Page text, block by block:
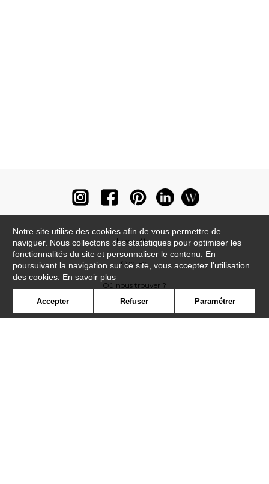
Newsletter
Contact
Où nous trouver ?
Notre site utilise des cookies afin de vous permettre de
naviguer. Nous collectons des statistiques pour optimiser les
fonctionnalités du site et personnaliser le contenu. En
poursuivant la navigation sur ce site, vous acceptez l'utilisation
des cookies. En savoir plus
Accepter Refuser Paramétrer